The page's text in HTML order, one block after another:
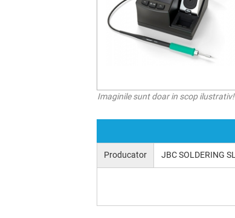
Imaginile sunt doar in scop ilustrativ!
Producator JBC SOLDERING SL